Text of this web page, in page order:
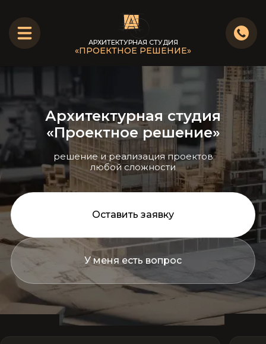
АРХИТЕКТУРНАЯ СТУДИЯ
«ПРОЕКТНОЕ РЕШЕНИЕ»
АРХИТЕКТУРНАЯ СТУДИЯ
«ПРОЕКТНОЕ РЕШЕНИЕ»
Клиенту
Услуги
Портфолио
Контакты
Архитектурная студия
«Проектное решение»
решение и реализация проектов
любой сложности
Оставить заявку
У меня есть вопрос